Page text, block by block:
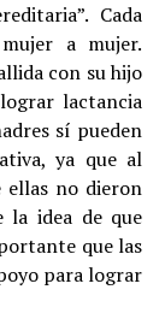
Cada
a mujer.
con su hijo
lactancia
sí pueden
ya que al
ellas no dieron
la idea de que
que las
para lograr